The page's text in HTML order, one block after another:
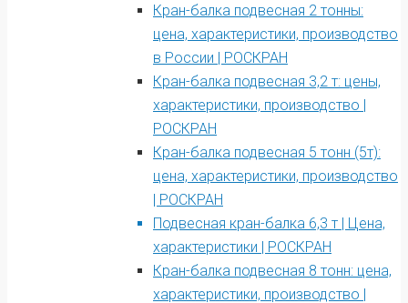
Кран-балка подвесная 2 тонны:
цена, характеристики, производство
в России | РОСКРАН
Кран-балка подвесная 3,2 т: цены,
характеристики, производство |
РОСКРАН
Кран-балка подвесная 5 тонн (5т):
цена, характеристики, производство
| РОСКРАН
Подвесная кран-балка 6,3 т | Цена,
характеристики | РОСКРАН
Кран-балка подвесная 8 тонн: цена,
характеристики, производство |